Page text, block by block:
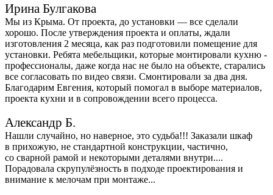
Ирина Булгакова
Мы из Крыма. От проекта, до установки — все сделали
хорошо. После утверждения проекта и оплаты, ждали
изготовления 2 месяца, как раз подготовили помещение для
установки. Ребята мебельщики, которые монтировали кухню -
профессионалы, даже когда нас не было на объекте, старались
все согласовать по видео связи. Смонтировали за два дня.
Благодарим Евгения, который помогал в выборе материалов,
проекта кухни и в сопровождении всего процесса.
Александр Б.
Нашли случайно, но наверное, это судьба!!! Заказали шкаф
в прихожую, не стандартной конструкции, частично,
со сварной рамой и некоторыми деталями внутри....
Порадовала скрупулёзность в подходе проектирования и
внимание к мелочам при монтаже...